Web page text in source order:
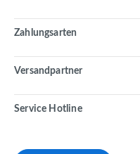
Zahlungsarten
Versandpartner
Service Hotline